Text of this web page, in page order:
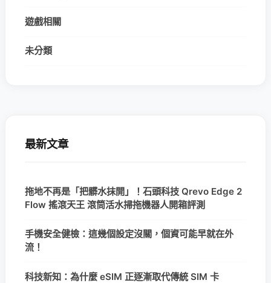
遊戲相關
未分類
最新文章
拖地不再是「把髒水抹開」！石頭科技 Qrevo Edge 2
Flow 搖滾天王 滾筒活水掃拖機器人開箱評測
手機安全健檢：這幾個設定沒關，個資可能早就在外
流！
科技新知：為什麼 eSIM 正逐漸取代傳統 SIM 卡